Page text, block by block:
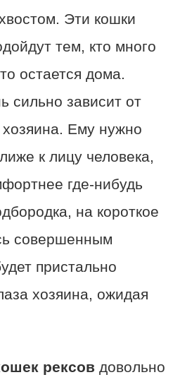
Эти кошки
тем, кто много
остается дома.
сильно зависит от
Ему нужно
к лицу человека,
где-нибудь
на короткое
совершенным
пристально
хозяина, ожидая
рексов довольно